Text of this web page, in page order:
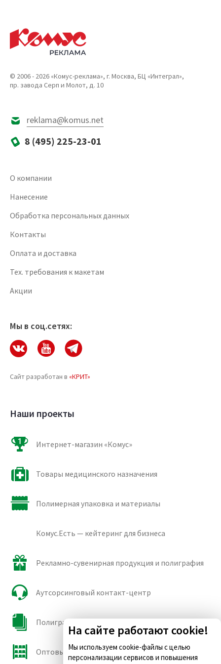
© 2006 - 2026 «Комус-реклама», г. Москва, БЦ «Интеграл»,
пр. завода Серп и Молот, д. 10
reklama@komus.net
8 (495) 225-23-01
О компании
Нанесение
Обработка персональных данных
Контакты
Оплата и доставка
Тех. требования к макетам
Акции
Мы в соц.сетях:
Сайт разработан в «КРИТ»
Наши проекты
Интернет-магазин «Комус»
Товары медицинского назначения
Полимерная упаковка и материалы
Комус.Есть — кейтеринг для бизнеса
Рекламно-сувенирная продукция и полиграфия
Аутсорсинговый контакт-центр
Полиграфические сорта бумаги и картона
Оптовые продажи
На сайте работают cookie!
Мы используем cookie-файлы с целью
персонализации сервисов и повышения